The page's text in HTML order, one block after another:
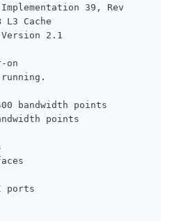
Implementation 39, Rev
L3 Cache
2.1
on
bandwidth points
points
ports